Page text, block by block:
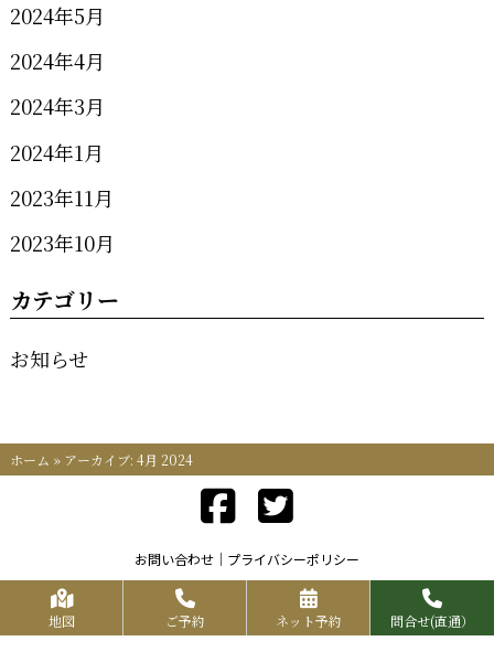
2024年5月
2024年4月
2024年3月
2024年1月
2023年11月
2023年10月
カテゴリー
お知らせ
ホーム » アーカイブ: 4月 2024
お問い合わせ プライバシーポリシー
Copyrights KR FOOD SERVICE All Rights Reserved.
地図 ご予約 ネット予約 問合せ(直通）